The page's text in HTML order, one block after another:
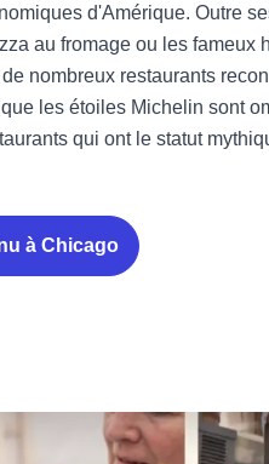
d'Amérique. Outre
au fromage ou les fameux
nombreux restaurants
les étoiles Michelin sont
qui ont le statut
à Chicago